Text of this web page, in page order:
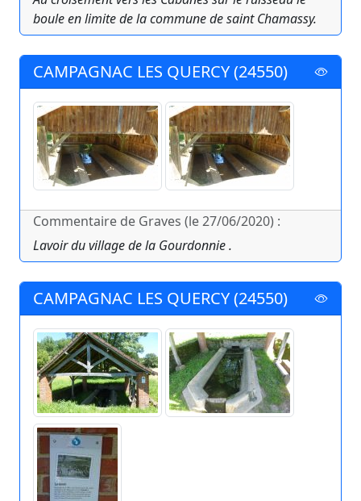
boule en limite de la commune de saint Chamassy.
CAMPAGNAC LES QUERCY (24550)
Commentaire de Graves (le 27/06/2020) :
Lavoir du village de la Gourdonnie .
CAMPAGNAC LES QUERCY (24550)